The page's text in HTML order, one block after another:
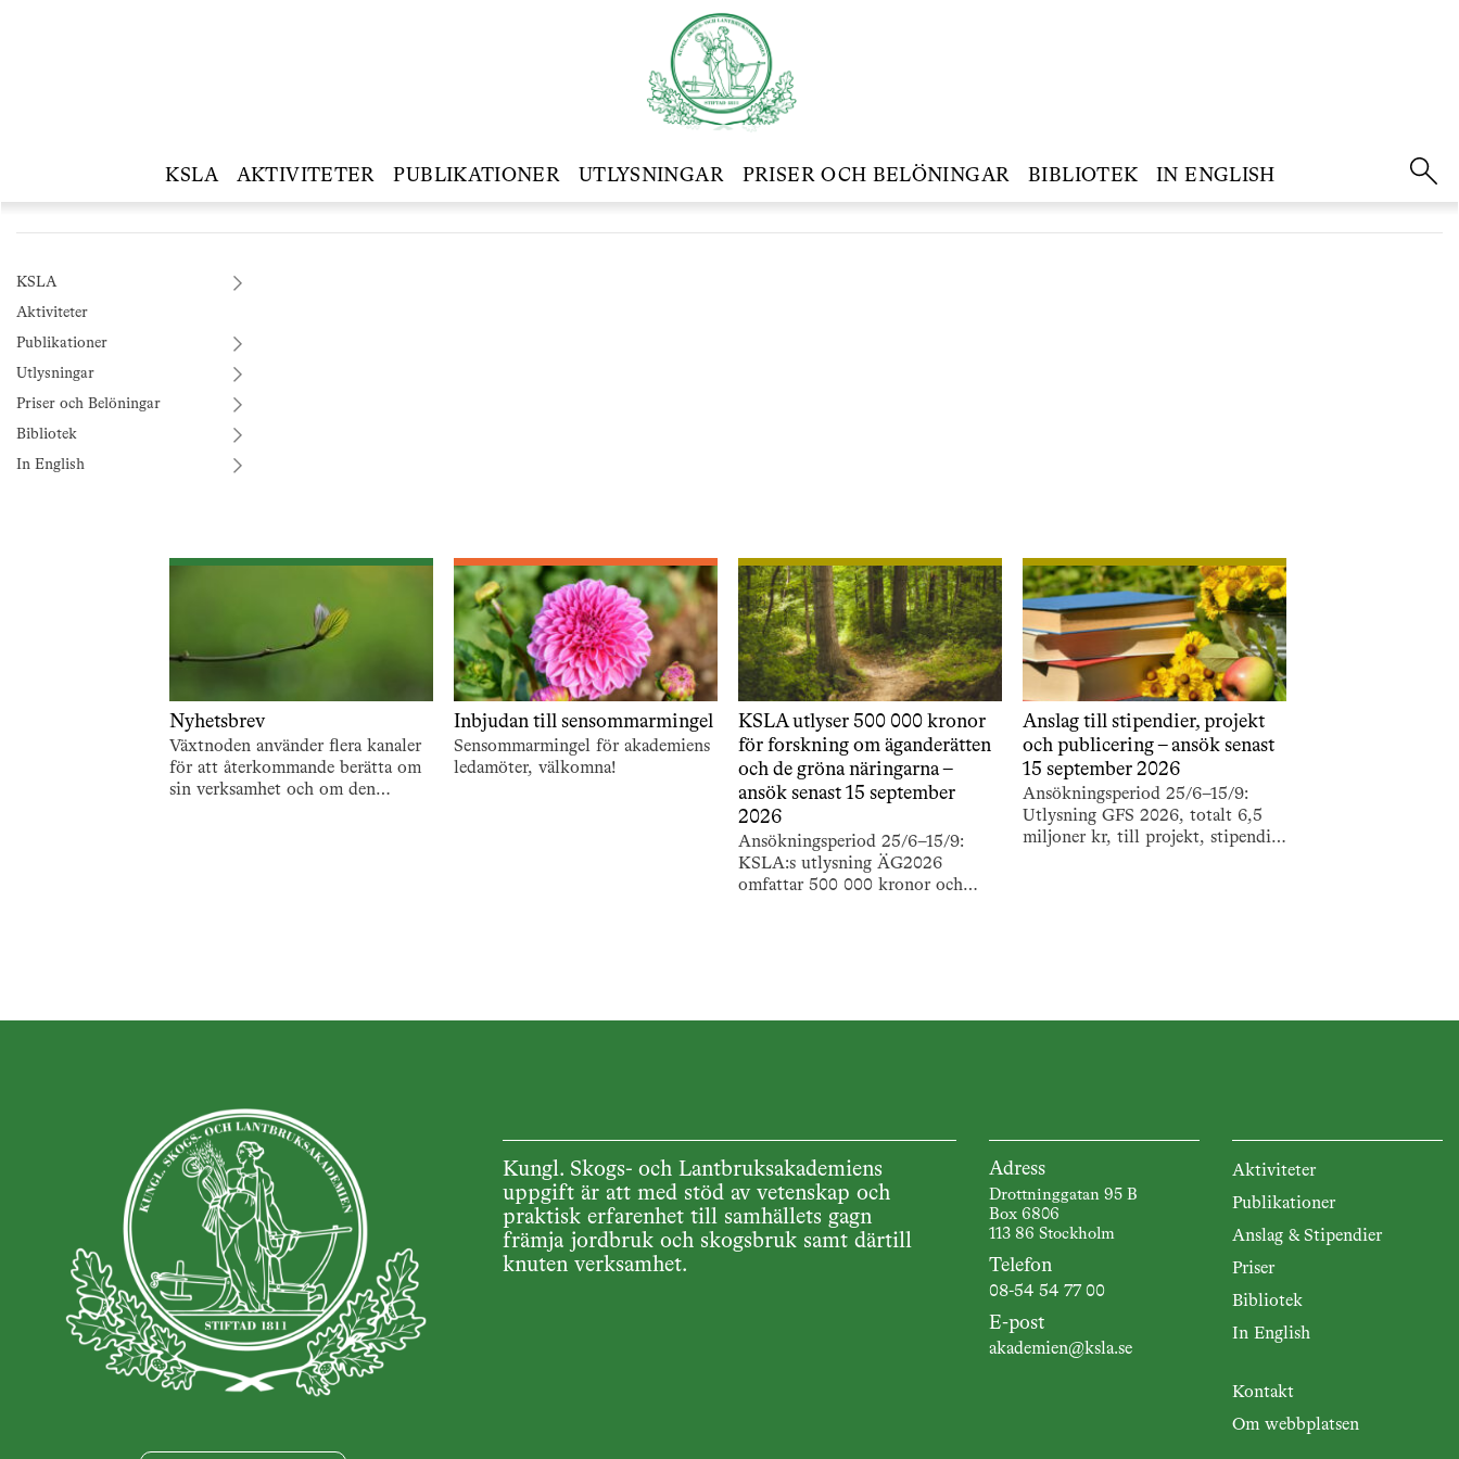
KSLA AKTIVITETER PUBLIKATIONER UTLYSNINGAR PRISER OCH BELÖNINGAR BIBLIOTEK IN ENGLISH
KSLA
Aktiviteter
Publikationer
Utlysningar
Priser och Belöningar
Bibliotek
In English
Nyhetsbrev
Växtnoden använder flera kanaler
för att återkommande berätta om
sin verksamhet och om den
Inbjudan till sensommarmingel
Sensommarmingel för akademiens
ledamöter, välkomna!
KSLA utlyser 500 000 kronor
för forskning om äganderätten
och de gröna näringarna –
ansök senast 15 september
2026
Ansökningsperiod 25/6–15/9:
KSLA:s utlysning ÄG2026
omfattar 500 000 kronor och
Anslag till stipendier, projekt
och publicering – ansök senast
15 september 2026
Ansökningsperiod 25/6–15/9:
Utlysning GFS 2026, totalt 6,5
miljoner kr, till projekt, stipendier
Kungl. Skogs- och Lantbruksakademiens
uppgift är att med stöd av vetenskap och
praktisk erfarenhet till samhällets gagn
främja jordbruk och skogsbruk samt därtill
knuten verksamhet.
Adress
Drottninggatan 95 B
Box 6806
113 86 Stockholm
Telefon
08-54 54 77 00
E-post
akademien@ksla.se
Aktiviteter
Publikationer
Anslag & Stipendier
Priser
Bibliotek
In English
Kontakt
Om webbplatsen